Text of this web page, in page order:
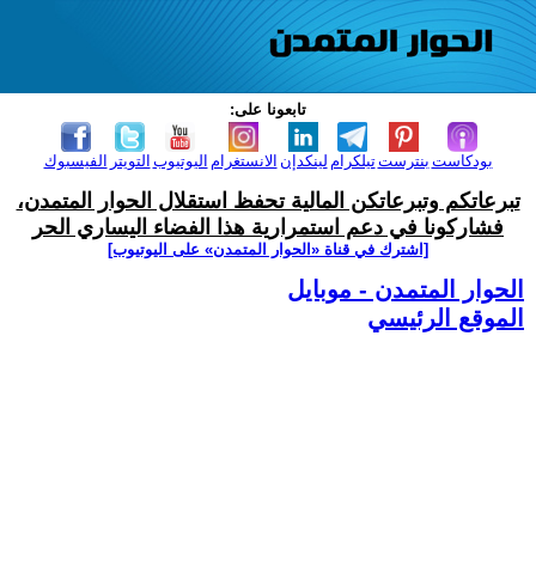
تابعونا على:
الفيسبوك التويتر اليوتيوب الانستغرام لينكدإن تيلكرامبنترست بودكاست
تبرعاتكم وتبرعاتكن المالية تحفظ استقلال الحوار المتمدن،
فشاركونا في دعم استمرارية هذا الفضاء اليساري الحر
[اشترك في قناة ‫«الحوار المتمدن» على اليوتيوب]
الحوار المتمدن - موبايل
الموقع الرئيسي